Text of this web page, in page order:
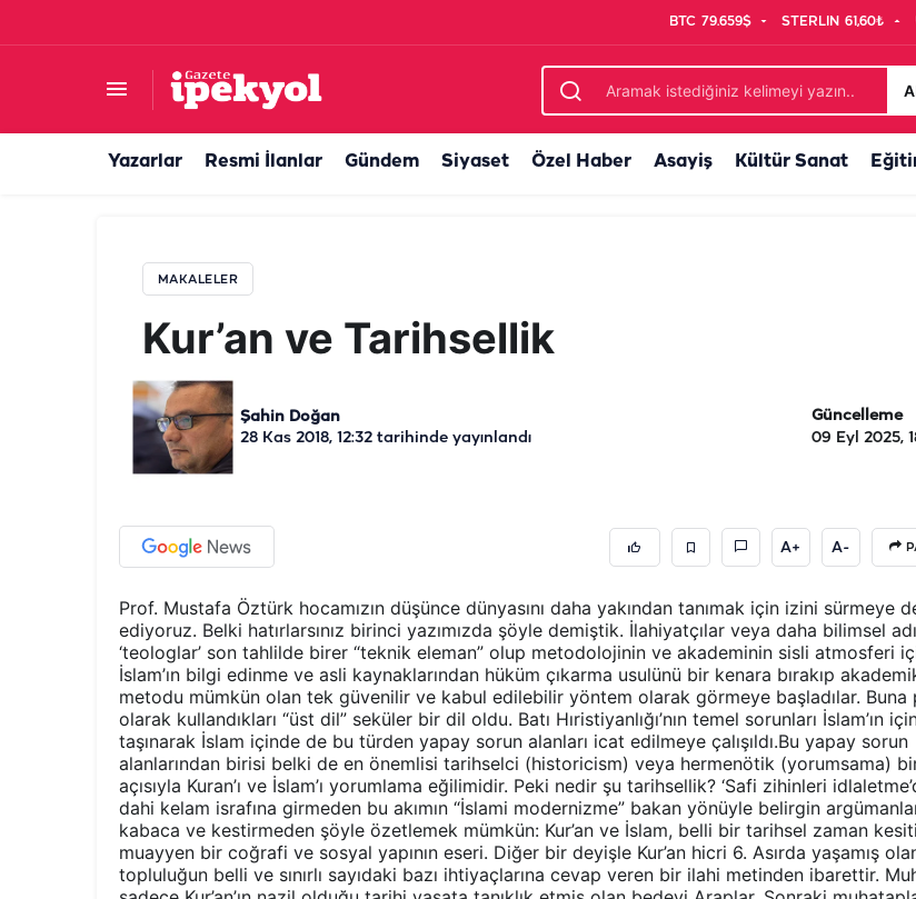
BTC 79.659$ STERLIN 61,60₺
Yazarlar Resmi İlanlar Gündem Siyaset Özel Haber Asayiş Kültür Sanat
MAKALELER
Kur’an ve Tarihsellik
Şahin Doğan
28 Kas 2018, 12:32 tarihinde yayınlandı
Güncelleme
09 Eyl 2025,
A+ A-
Prof. Mustafa Öztürk hocamızın düşünce dünyasını daha yakından tanımak için izini sürmeye
ediyoruz. Belki hatırlarsınız birinci yazımızda şöyle demiştik. İlahiyatçılar veya daha bilimsel
‘teologlar’ son tahlilde birer “teknik eleman” olup metodolojinin ve akademinin sisli atmosferi
İslam’ın bilgi edinme ve asli kaynaklarından hüküm çıkarma usulünü bir kenara bırakıp
metodu mümkün olan tek güvenilir ve kabul edilebilir yöntem olarak görmeye başladılar. Buna
olarak kullandıkları “üst dil” seküler bir dil oldu. Batı Hıristiyanlığı’nın temel sorunları İslam’ın
taşınarak İslam içinde de bu türden yapay sorun alanları icat edilmeye çalışıldı.Bu yapay sorun
alanlarından birisi belki de en önemlisi tarihselci (historicism) veya hermenötik (yorumsama)
açısıyla Kuran’ı ve İslam’ı yorumlama eğilimidir. Peki nedir şu tarihsellik? ‘Safi zihinleri
dahi kelam israfına girmeden bu akımın “İslami modernizme” bakan yönüyle belirgin
kabaca ve kestirmeden şöyle özetlemek mümkün: Kur’an ve İslam, belli bir tarihsel zaman
muayyen bir coğrafi ve sosyal yapının eseri. Diğer bir deyişle Kur’an hicri 6. Asırda yaşamış
topluluğun belli ve sınırlı sayıdaki bazı ihtiyaçlarına cevap veren bir ilahi metinden ibarettir.